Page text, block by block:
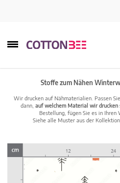
Stoffe zum Nähen
Wir drucken auf Nähmaterialien. Passen
dann, auf welchem Material wir drucken
Bestellung, fügen Sie es in Ihren
Siehe alle Muster aus der Kollektion